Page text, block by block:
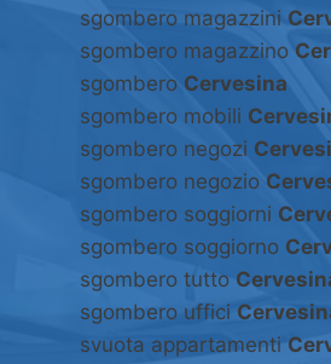
sgombero magazzini
sgombero magazzino
sgombero Cervesina
sgombero mobili
sgombero negozi
sgombero negozio
sgombero soggiorni
sgombero soggiorno
sgombero tutto
sgombero uffici
svuota appartamenti